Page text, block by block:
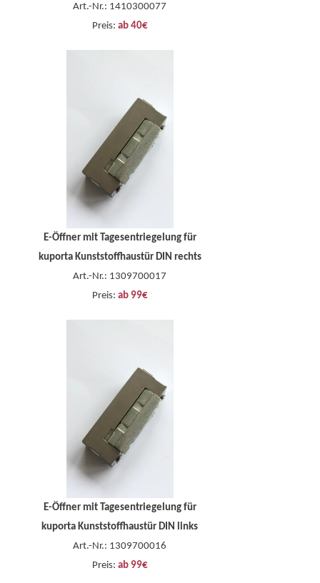
Art.-Nr.: 1410300077
Preis: ab 40€
E-Öffner mit Tagesentriegelung für
kuporta Kunststoffhaustür DIN rechts
Art.-Nr.: 1309700017
Preis: ab 99€
E-Öffner mit Tagesentriegelung für
kuporta Kunststoffhaustür DIN links
Art.-Nr.: 1309700016
Preis: ab 99€